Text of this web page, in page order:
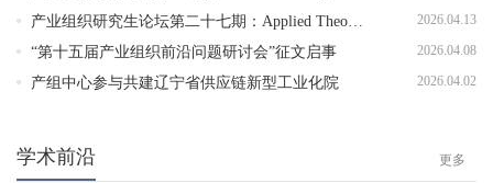
产业组织研究生论坛第二十七期：Applied Theory Brown... 2026.04.13
“第十五届产业组织前沿问题研讨会”征文启事 2026.04.08
产组中心参与共建辽宁省供应链新型工业化院 2026.04.02
学术前沿 更多